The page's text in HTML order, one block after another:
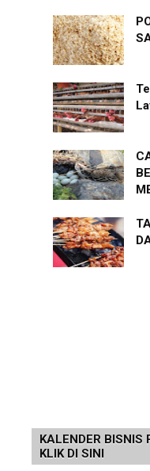
KALENDER BISNIS
KLIK DI SINI